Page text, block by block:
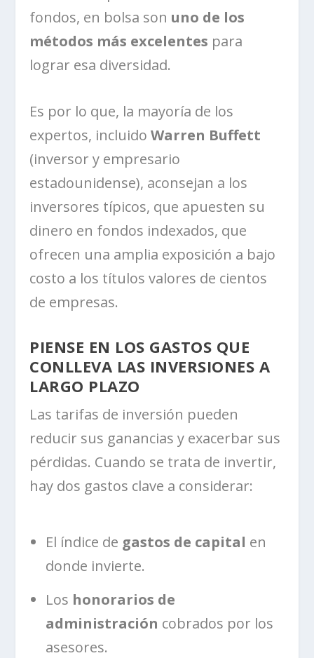
fondos, en bolsa son uno de los
métodos más excelentes para
lograr esa diversidad.
Es por lo que, la mayoría de los
expertos, incluidoWarren Buffett
(inversor y empresario
estadounidense), aconsejan a los
inversores típicos, que apuesten su
dinero en fondos indexados, que
ofrecen una amplia exposición a bajo
costo a los títulos valores de cientos
de empresas.
PIENSE EN LOS GASTOS QUE
CONLLEVA LAS INVERSIONES A
LARGO PLAZO
Las tarifas de inversión pueden
reducir sus ganancias y exacerbar sus
pérdidas. Cuando se trata de invertir,
hay dos gastos clave a considerar:
El índice de gastos de capital en
donde invierte.
Los honorarios de
administración cobrados por los
asesores.